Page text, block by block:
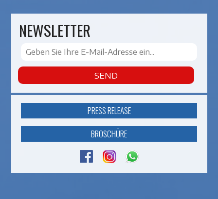
NEWSLETTER
SEND
PRESS RELEASE
BROSCHÜRE